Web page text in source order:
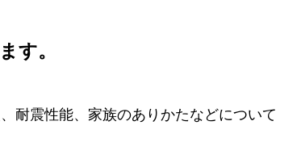
す。
耐震性能、家族のありかたなどについて